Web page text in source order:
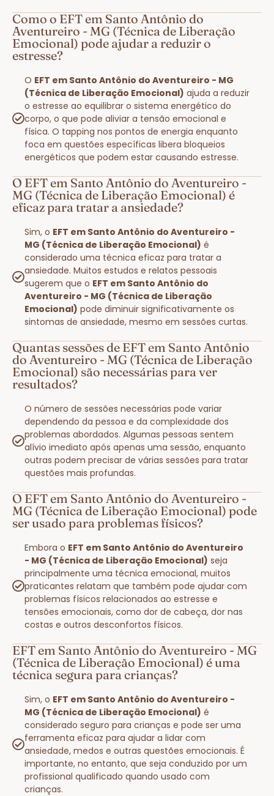
Como o EFT em Santo Antônio do
Aventureiro - MG (Técnica de Liberação
Emocional) pode ajudar a reduzir o
estresse?
O EFT em Santo Antônio do Aventureiro - MG
(Técnica de Liberação Emocional) ajuda a reduzir
o estresse ao equilibrar o sistema energético do
corpo, o que pode aliviar a tensão emocional e
física. O tapping nos pontos de energia enquanto
foca em questões específicas libera bloqueios
energéticos que podem estar causando estresse.
O EFT em Santo Antônio do Aventureiro -
MG (Técnica de Liberação Emocional) é
eficaz para tratar a ansiedade?
Sim, o EFT em Santo Antônio do Aventureiro -
MG (Técnica de Liberação Emocional) é
considerado uma técnica eficaz para tratar a
ansiedade. Muitos estudos e relatos pessoais
sugerem que o EFT em Santo Antônio do
Aventureiro - MG (Técnica de Liberação
Emocional) pode diminuir significativamente os
sintomas de ansiedade, mesmo em sessões curtas.
Quantas sessões de EFT em Santo Antônio
do Aventureiro - MG (Técnica de Liberação
Emocional) são necessárias para ver
resultados?
O número de sessões necessárias pode variar
dependendo da pessoa e da complexidade dos
problemas abordados. Algumas pessoas sentem
alívio imediato após apenas uma sessão, enquanto
outras podem precisar de várias sessões para tratar
questões mais profundas.
O EFT em Santo Antônio do Aventureiro -
MG (Técnica de Liberação Emocional) pode
ser usado para problemas físicos?
Embora o EFT em Santo Antônio do Aventureiro
- MG (Técnica de Liberação Emocional) seja
principalmente uma técnica emocional, muitos
praticantes relatam que também pode ajudar com
problemas físicos relacionados ao estresse e
tensões emocionais, como dor de cabeça, dor nas
costas e outros desconfortos físicos.
EFT em Santo Antônio do Aventureiro - MG
(Técnica de Liberação Emocional) é uma
técnica segura para crianças?
Sim, o EFT em Santo Antônio do Aventureiro -
MG (Técnica de Liberação Emocional) é
considerado seguro para crianças e pode ser uma
ferramenta eficaz para ajudar a lidar com
ansiedade, medos e outras questões emocionais. É
importante, no entanto, que seja conduzido por um
profissional qualificado quando usado com
crianças.